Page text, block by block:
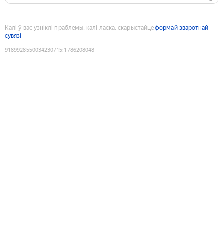
Калі ў вас узніклі праблемы, калі ласка, скарыстайцеформай зваротнай
сувязі
9189928550034230715:1786208048